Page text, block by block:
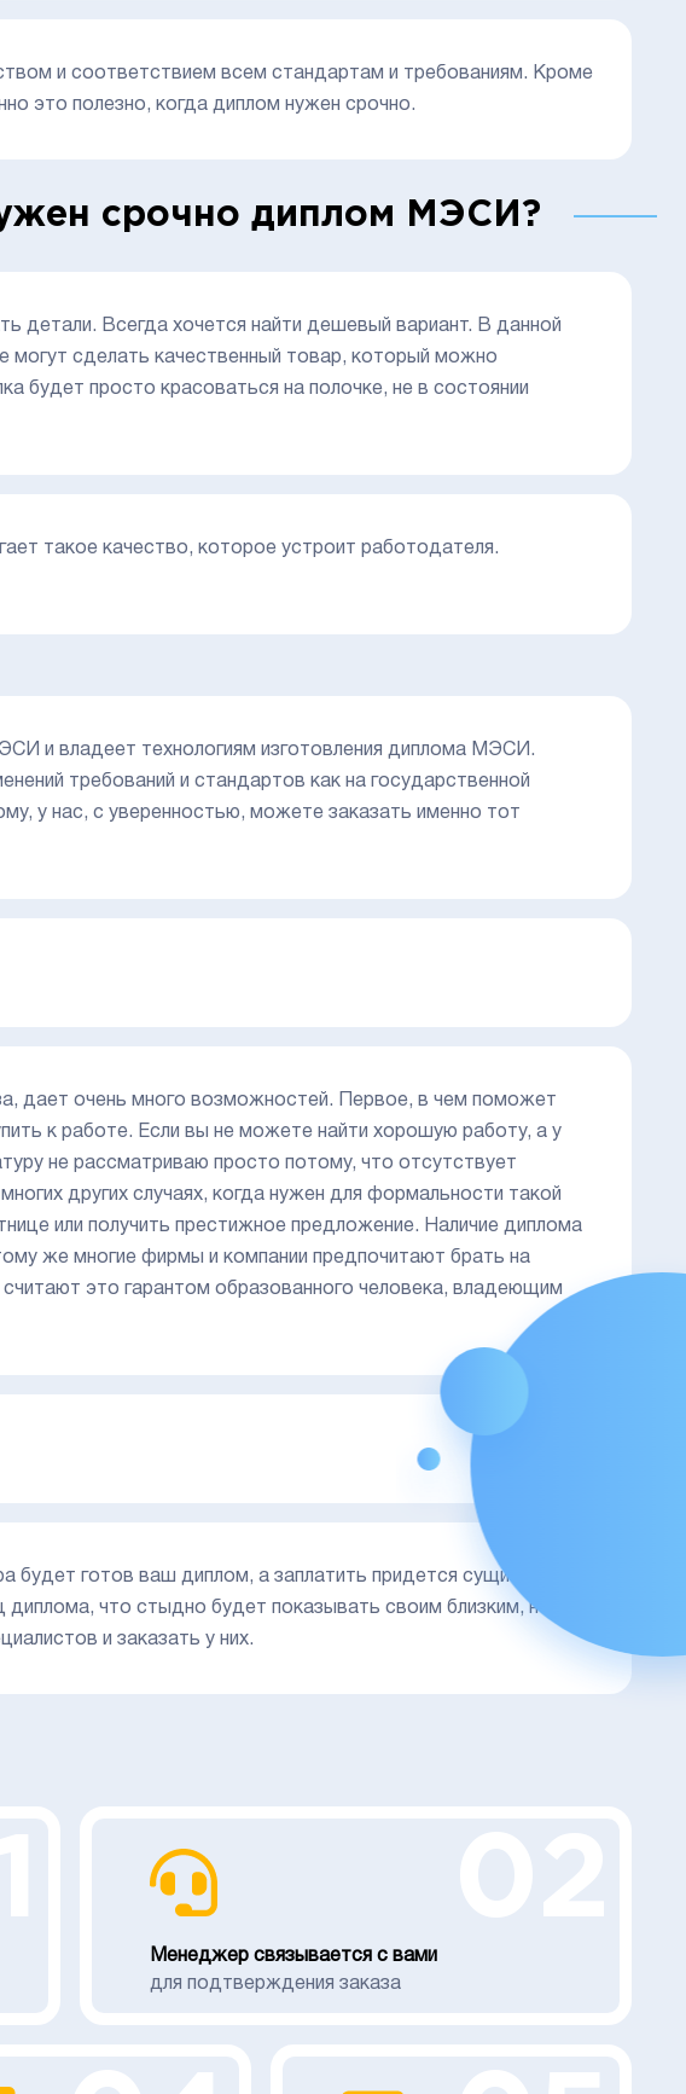
и соответствием всем стандартам и требованиям. Кроме
это полезно, когда диплом нужен срочно.
срочно диплом МЭСИ?
детали. Всегда хочется найти дешевый вариант. В данной
могут сделать качественный товар, который можно
будет просто красоваться на полочке, не в состоянии
такое качество, которое устроит работодателя.
и владеет технологиям изготовления диплома МЭСИ.
требований и стандартов как на государственной
у нас, с уверенностью, можете заказать именно тот
дает очень много возможностей. Первое, в чем поможет
к работе. Если вы не можете найти хорошую работу, а у
не рассматриваю просто потому, что отсутствует
других случаях, когда нужен для формальности такой
или получить престижное предложение. Наличие диплома
же многие фирмы и компании предпочитают брать на
это гарантом образованного человека, владеющим
будет готов ваш диплом, а заплатить придется сущие гроши,
что стыдно будет показывать своим близким, не то,
и заказать у них.
Менеджер связывается с вами
для подтверждения заказа